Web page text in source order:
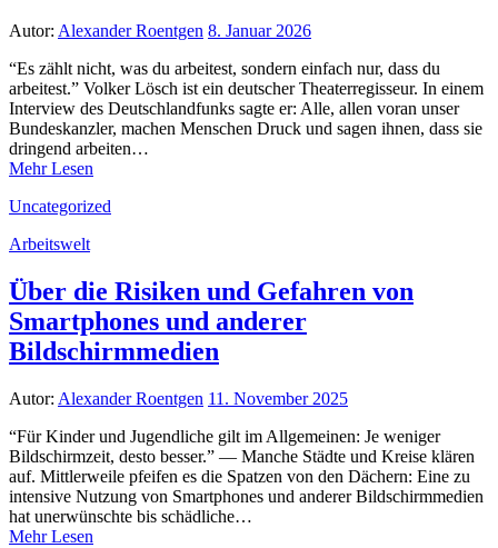
Autor: Alexander Roentgen 8. Januar 2026
“Es zählt nicht, was du arbeitest, sondern einfach nur, dass du
arbeitest.” Volker Lösch ist ein deutscher Theaterregisseur. In einem
Interview des Deutschlandfunks sagte er: Alle, allen voran unser
Bundeskanzler, machen Menschen Druck und sagen ihnen, dass sie
dringend arbeiten…
Mehr Lesen
Uncategorized
Arbeitswelt
Über die Risiken und Gefahren von
Smartphones und anderer
Bildschirmmedien
Autor: Alexander Roentgen 11. November 2025
“Für Kinder und Jugendliche gilt im Allgemeinen: Je weniger
Bildschirmzeit, desto besser.” — Manche Städte und Kreise klären
auf. Mittlerweile pfeifen es die Spatzen von den Dächern: Eine zu
intensive Nutzung von Smartphones und anderer Bildschirmmedien
hat unerwünschte bis schädliche…
Mehr Lesen